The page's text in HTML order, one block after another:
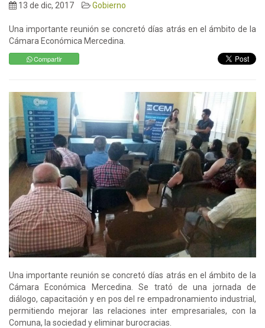
13 de dic, 2017 Gobierno
Una importante reunión se concretó días atrás en el ámbito de la
Cámara Económica Mercedina.
Compartir
Una importante reunión se concretó días atrás en el ámbito de la
Cámara Económica Mercedina. Se trató de una jornada de
diálogo, capacitación y en pos del re empadronamiento industrial,
permitiendo mejorar las relaciones inter empresariales, con la
Comuna, la sociedad y eliminar burocracias.